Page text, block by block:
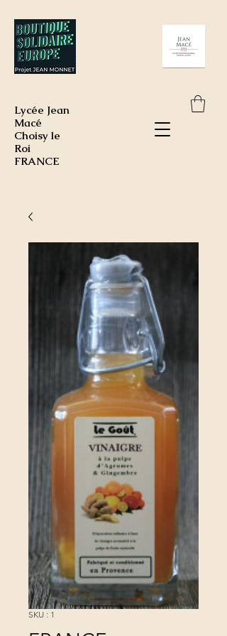
Lycée Jean
Macé
Choisy le
Roi
FRANCE
SKU : 1